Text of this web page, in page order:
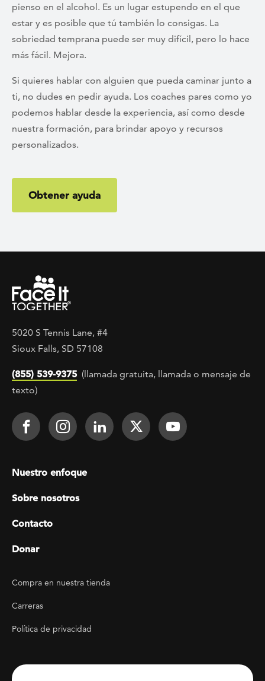
pienso en el alcohol. Es un lugar estupendo en el que
estar y es posible que tú también lo consigas. La
sobriedad temprana puede ser muy difícil, pero lo hace
más fácil. Mejora.
Si quieres hablar con alguien que pueda caminar junto a
ti, no dudes en pedir ayuda. Los coaches pares como yo
podemos hablar desde la experiencia, así como desde
nuestra formación, para brindar apoyo y recursos
personalizados.
Obtener ayuda
5020 S Tennis Lane, #4
Sioux Falls, SD 57108
(855) 539-9375 (llamada gratuita, llamada o mensaje de
texto)
Footer Social
Face It TOGETHER on Facebook
Face It TOGETHER on
Face It TOGETHER on
Face ItFace It
Footer menu
Nuestro enfoque
Sobre nosotros
Contacto
Donar
Footer Utility
Compra en nuestra tienda
Carreras
Política de privacidad